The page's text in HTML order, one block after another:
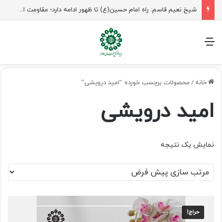
شیخ نعیم قاسم: راه امام حسین(ع) تا ظهور ادامه دارد؛ مقاومت از کربلا الهام می‌گیرد
منو
خانه / محصولات برچسب خورده “امید درویشی”
امید درویشی
نمایش یک نتیجه
حراج!